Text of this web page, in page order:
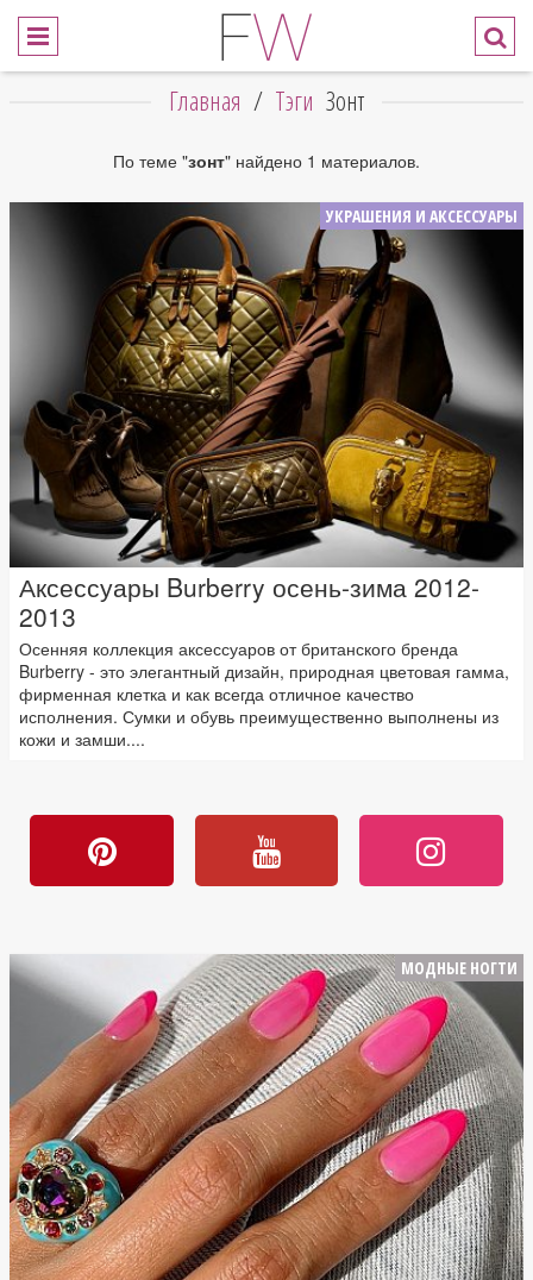
Главная / Тэги Зонт
По теме "зонт" найдено 1 материалов.
УКРАШЕНИЯ И АКСЕССУАРЫ
Аксессуары Burberry осень-зима 2012-
2013
Осенняя коллекция аксессуаров от британского бренда
Burberry - это элегантный дизайн, природная цветовая гамма,
фирменная клетка и как всегда отличное качество
исполнения. Сумки и обувь преимущественно выполнены из
кожи и замши....
МОДНЫЕ НОГТИ